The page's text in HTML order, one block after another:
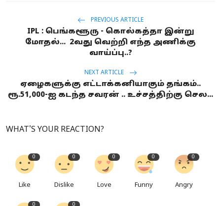
PREVIOUS ARTICLE
IPL : பெங்களூரு - கொல்கத்தா இன்று
மோதல்... 2வது வெற்றி எந்த அணிக்கு
வாய்ப்பு..?
NEXT ARTICLE
ஏழைகளுக்கு எட்டாக்கனியாகும் தங்கம்..
ரூ.51,000-ஐ கடந்த சவரன் .. உச்சத்திற்கு செல...
WHAT'S YOUR REACTION?
0
Like
0
Dislike
0
Love
0
Funny
0
Angry
0 0